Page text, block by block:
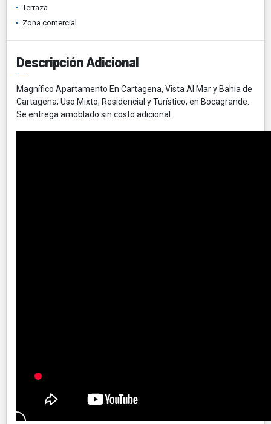
Terraza
Zona comercial
Descripción Adicional
Magnífico Apartamento En Cartagena, Vista Al Mar y Bahia de
Cartagena, Uso Mixto, Residencial y Turístico, en Bocagrande.
Se entrega amoblado sin costo adicional.